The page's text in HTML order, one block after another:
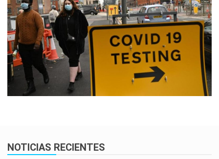
NOTICIAS RECIENTES